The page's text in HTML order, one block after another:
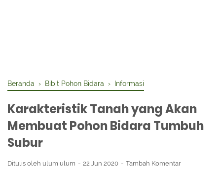
Beranda › Bibit Pohon Bidara › Informasi
Karakteristik Tanah yang Akan
Membuat Pohon Bidara Tumbuh
Subur
Ditulis oleh ulum ulum 22 Jun 2020 Tambah Komentar